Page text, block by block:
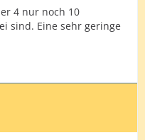
4 nur noch 10
sind. Eine sehr geringe